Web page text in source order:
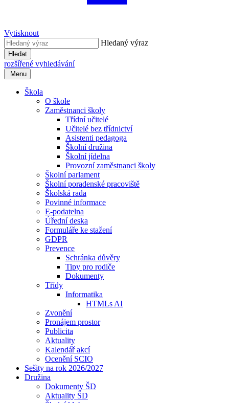
Vytisknout
Hledaný výraz
Hledat
rozšířené vyhledávání
Menu
Škola
O škole
Zaměstnanci školy
Třídní učitelé
Učitelé bez třídnictví
Asistenti pedagoga
Školní družina
Školní jídelna
Provozní zaměstnanci školy
Školní parlament
Školní poradenské pracoviště
Školská rada
Povinné informace
E-podatelna
Úřední deska
Formuláře ke stažení
GDPR
Prevence
Schránka důvěry
Tipy pro rodiče
Dokumenty
Třídy
Informatika
HTMLs AI
Zvonění
Pronájem prostor
Publicita
Aktuality
Kalendář akcí
Ocenění SCIO
Sešity na rok 2026/2027
Družina
Dokumenty ŠD
Aktuality ŠD